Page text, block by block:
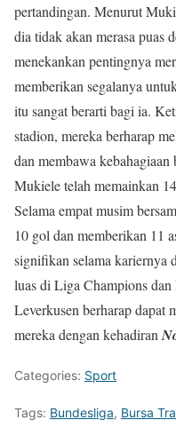
pertandingan. Menurut
dia tidak akan merasa puas
menekankan pentingnya
memberikan segalanya
itu sangat berarti bagi ia.
stadion, mereka berharap
dan membawa
Mukiele telah memainkan
Selama empat musim
10 gol dan memberikan 11
signifikan selama kariernya
luas di Liga Champions dan
Leverkusen berharap dapat
mereka dengan kehadiran
Categories: Sport
Tags: Bundesliga, Bursa